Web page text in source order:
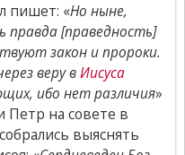
пишет: «Но ныне,
правда [праведность]
закон и пророки.
веру вИисуса
ибо нет различия»
Петр на совете в
выяснять